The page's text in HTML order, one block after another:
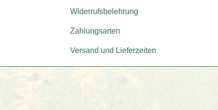
Widerrufsbelehrung
Zahlungsarten
Versand und Lieferzeiten